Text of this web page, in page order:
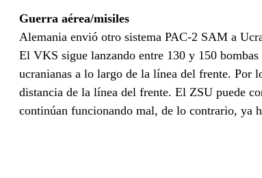
Guerra aérea/misiles
Alemania envió otro sistema PAC-2 SAM a
El VKS sigue lanzando entre 130 y 150
ucranianas a lo largo de la línea del frente. Por
distancia de la línea del frente. El ZSU puede
continúan funcionando mal, de lo contrario, ya